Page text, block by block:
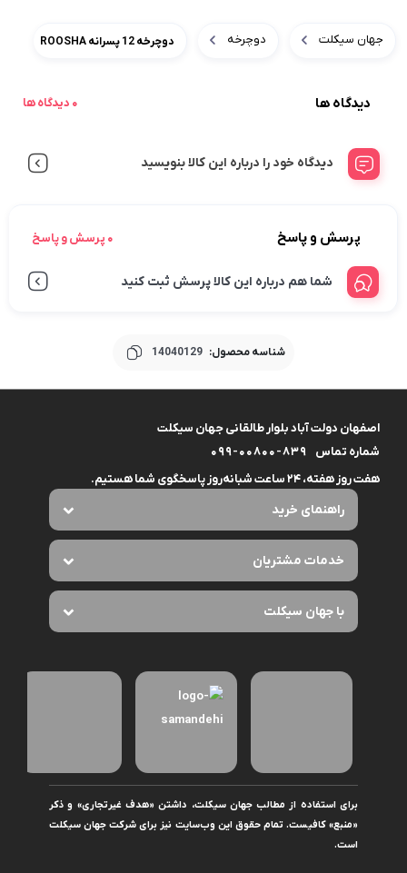
جهان سیکلت دوچرخه دوچرخه 12 پسرانه ROOSHA
دیدگاه ها 0 دیدگاه ها
دیدگاه خود را درباره این کالا بنویسید
پرسش و پاسخ 0 پرسش و پاسخ
شما هم درباره این کالا پرسش ثبت کنید
شناسه محصول: 14040129
اصفهان دولت آباد بلوار طالقانی جهان سیکلت
شماره تماس
099-00800-839
هفت روز هفته، ۲۴ ساعت شبانه‌روز پاسخگوی شما هستیم.
راهنمای خرید
خدمات مشتریان
با جهان سیکلت
برای استفاده از مطالب جهان سیکلت، داشتن «هدف غیرتجاری» و ذکر
«منبع» کافیست. تمام حقوق اين وب‌سايت نیز برای شرکت جهان سیکلت
است.